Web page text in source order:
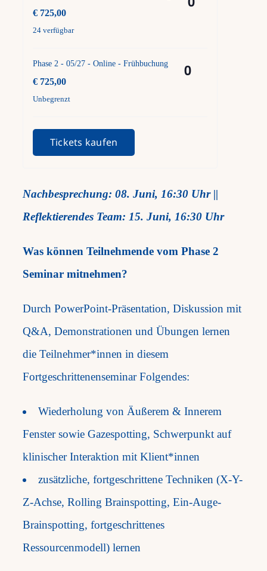
€ 725,00
24 verfügbar
Anzahl
Phase 2 - 05/27 - Online - Frühbuchung
€ 725,00
Unbegrenzt
Anzahl
Tickets kaufen
Nachbesprechung: 08. Juni, 16:30 Uhr ||
Reflektierendes Team: 15. Juni, 16:30 Uhr
Was können Teilnehmende vom Phase 2
Seminar mitnehmen?
Durch PowerPoint-Präsentation, Diskussion mit
Q&A, Demonstrationen und Übungen lernen
die Teilnehmer*innen in diesem
Fortgeschrittenenseminar Folgendes: ​
Wiederholung von Äußerem & Innerem
Fenster sowie Gazespotting, Schwerpunkt auf
klinischer Interaktion mit Klient*innen
zusätzliche, fortgeschrittene Techniken (X-Y-
Z-Achse, Rolling Brainspotting, Ein-Auge-
Brainspotting, fortgeschrittenes
Ressourcenmodell) lernen